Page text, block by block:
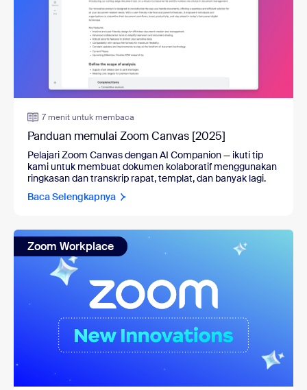
7 menit untuk membaca
Panduan memulai Zoom Canvas [2025]
Pelajari Zoom Canvas dengan AI Companion— ikuti tip
kami untuk membuat dokumen kolaboratif menggunakan
ringkasan dan transkrip rapat, templat, dan banyak lagi.
Baca Selengkapnya
Zoom Workplace